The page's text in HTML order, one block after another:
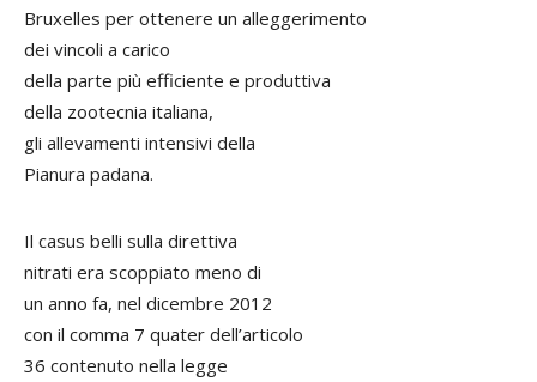
Bruxelles per ottenere un alleggerimento
dei vincoli a carico
della parte più efficiente e produttiva
della zootecnia italiana,
gli allevamenti intensivi della
Pianura padana.
Il casus belli sulla direttiva
nitrati era scoppiato meno di
un anno fa, nel dicembre 2012
con il comma 7 quater dell’articolo
36 contenuto nella legge